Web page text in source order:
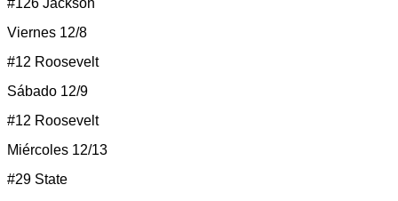
Viernes 12/8
#12 Roosevelt
Sábado 12/9
#12 Roosevelt
Miércoles 12/13
#29 State